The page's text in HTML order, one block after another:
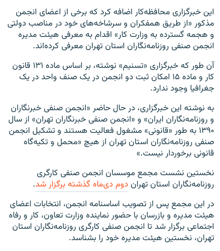
این خبرگزاری محافظه‌کار اضافه کرد که برخی از اعضای انجمن
مذکور «از طریق همفکران و سرشاخه‌های خود در مناصب دولتی
و هجمه گسترده به وزارت کار» اقدام به معرفی هیئت مدیره
انجمن صنفی روزنامه‌نگاران استان تهران معرفی کرده‌اند.
آن ‌طور که خبرگزاری «تسنیم» نوشته، بر اساس ماده ۱۳۱ قانون
کار و ماده ۱۵ امکان ثبت دو انجمن در یک صنف واحد در یک
جغرافیا وجود ندارد.
به نوشته این خبرگزاری، در حال حاضر «انجمن صنفی خبرنگاران
و روزنامه‌نگاران ایران» و «انجمن صنفی خبرنگاران تهران» از سال
۱۳۹۰ به طور «قانونی» مشغول فعالیت هستند و تشکیل انجمن
صنفی روزنامه‌نگاران استان تهران از هیچ «محمل و تکیه‌گاه
قانونی برخوردار نیست.»
نخستین نشست مجمع موسسان انجمن صنفی کارگری
روزنامه‌نگاران استان تهراندوم دی‌ماه گذشته برگزار شد.
در این مجمع پس از تصویب اساسنامه انجمن، انتخابات اعضای
هیئت مدیره و بازرسان با حضور نماینده وزارت تعاون، کار و رفاه
اجتماعی برگزار شد تا انجمن صنفی کارگری روزنامه‌نگاران استان
تهران، نخستین هیئت مدیره خود را بشناسد.